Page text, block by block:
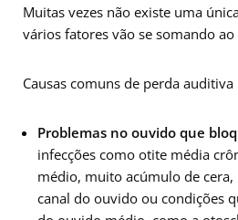
Muitas vezes não existe uma
vários fatores vão se somando
Causas comuns de perda
Problemas no ouvido que
infecções como otite média
médio, muito acúmulo de
canal do ouvido ou condições